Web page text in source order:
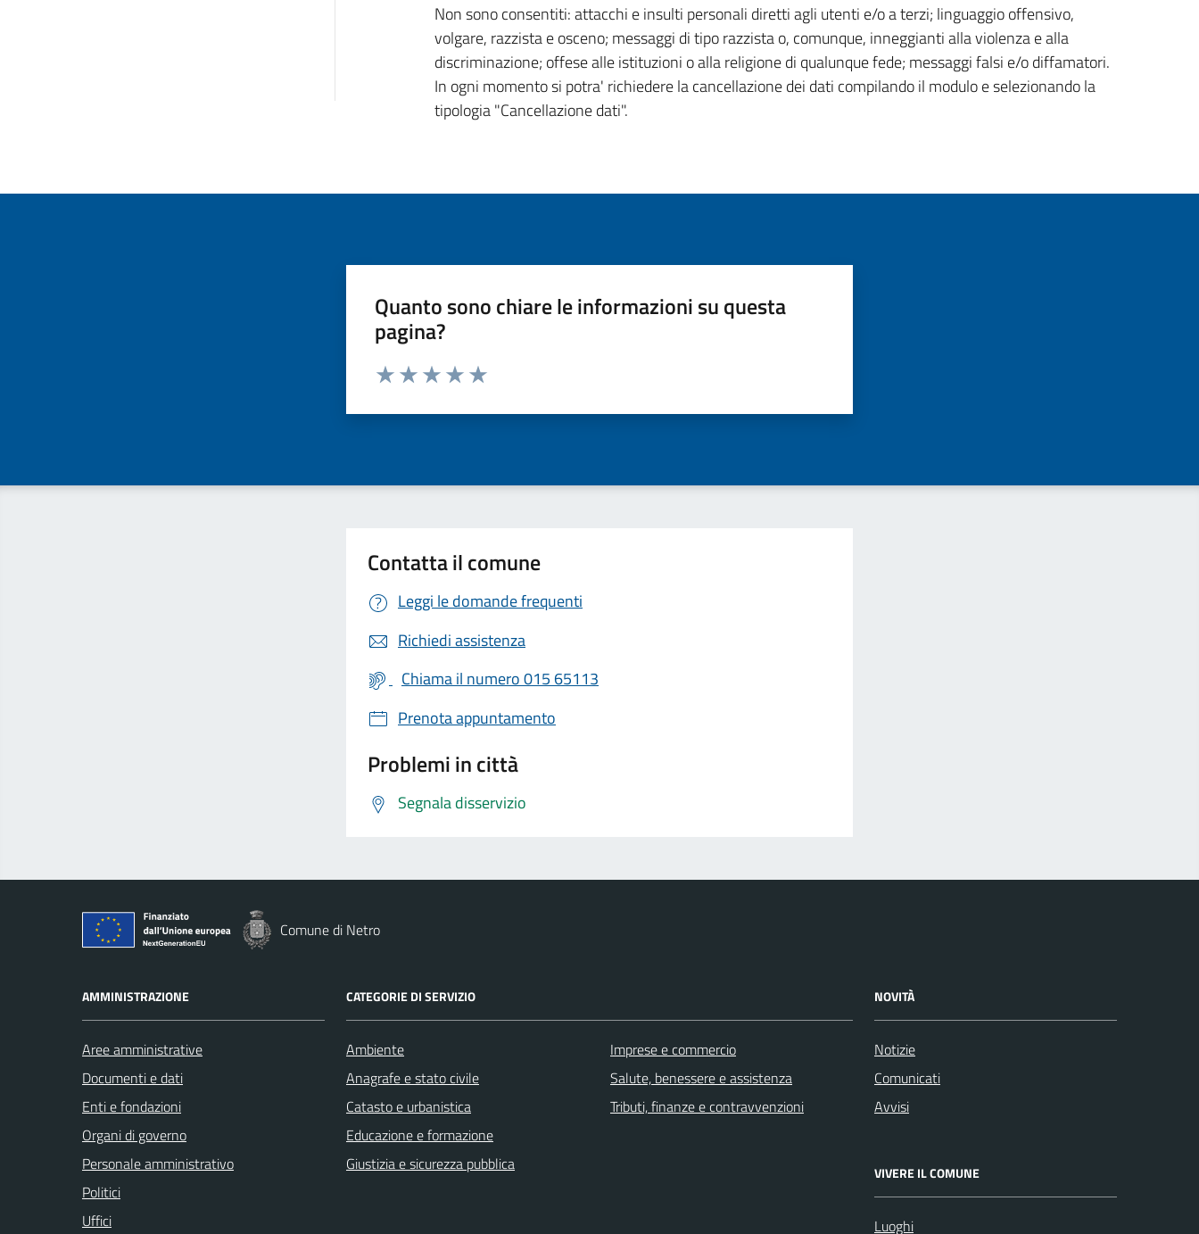
Non sono consentiti: attacchi e insulti personali diretti agli utenti e/o a terzi; linguaggio offensivo,
volgare, razzista e osceno; messaggi di tipo razzista o, comunque, inneggianti alla violenza e alla
discriminazione; offese alle istituzioni o alla religione di qualunque fede; messaggi falsi e/o diffamatori.
In ogni momento si potra' richiedere la cancellazione dei dati compilando il modulo e selezionando la
tipologia "Cancellazione dati".
Quanto sono chiare le informazioni su questa
pagina?
Valuta da 1 a 5 stelle la pagina
Contatta il comune
Leggi le domande frequenti
Richiedi assistenza
Chiama il numero 015 65113
Prenota appuntamento
Problemi in città
Segnala disservizio
Comune di Netro
AMMINISTRAZIONE
Aree amministrative
Documenti e dati
Enti e fondazioni
Organi di governo
Personale amministrativo
Politici
Uffici
CATEGORIE DI SERVIZIO
Ambiente
Anagrafe e stato civile
Catasto e urbanistica
Educazione e formazione
Giustizia e sicurezza pubblica
Imprese e commercio
Salute, benessere e assistenza
Tributi, finanze e contravvenzioni
NOVITÀ
Notizie
Comunicati
Avvisi
VIVERE IL COMUNE
Luoghi